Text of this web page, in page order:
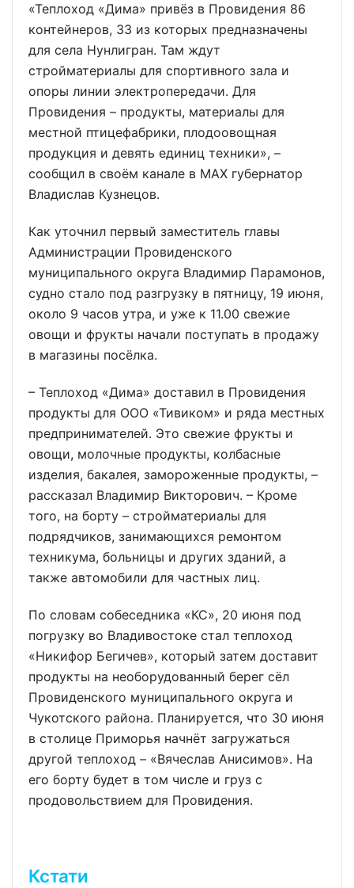
«Теплоход «Дима» привёз в Провидения 86
контейнеров, 33 из которых предназначены
для села Нунлигран. Там ждут
стройматериалы для спортивного зала и
опоры линии электропередачи. Для
Провидения – продукты, материалы для
местной птицефабрики, плодоовощная
продукция и девять единиц техники», –
сообщил в своём канале в МАХ губернатор
Владислав Кузнецов.
Как уточнил первый заместитель главы
Администрации Провиденского
муниципального округа Владимир Парамонов,
судно стало под разгрузку в пятницу, 19 июня,
около 9 часов утра, и уже к 11.00 свежие
овощи и фрукты начали поступать в продажу
в магазины посёлка.
– Теплоход «Дима» доставил в Провидения
продукты для ООО «Тивиком» и ряда местных
предпринимателей. Это свежие фрукты и
овощи, молочные продукты, колбасные
изделия, бакалея, замороженные продукты, –
рассказал Владимир Викторович. – Кроме
того, на борту – стройматериалы для
подрядчиков, занимающихся ремонтом
техникума, больницы и других зданий, а
также автомобили для частных лиц.
По словам собеседника «КС», 20 июня под
погрузку во Владивостоке стал теплоход
«Никифор Бегичев», который затем доставит
продукты на необорудованный берег сёл
Провиденского муниципального округа и
Чукотского района. Планируется, что 30 июня
в столице Приморья начнёт загружаться
другой теплоход – «Вячеслав Анисимов». На
его борту будет в том числе и груз с
продовольствием для Провидения.
Кстати